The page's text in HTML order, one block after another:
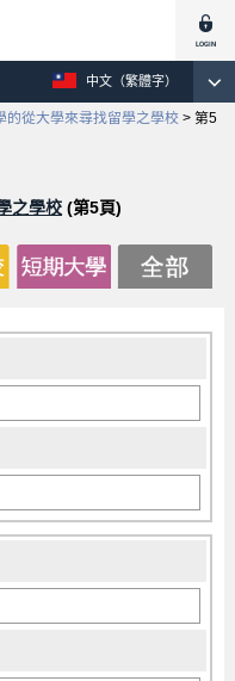
中文（繁體字）
的從大學來尋找留學之學校 > 第5
之學校(第5頁)